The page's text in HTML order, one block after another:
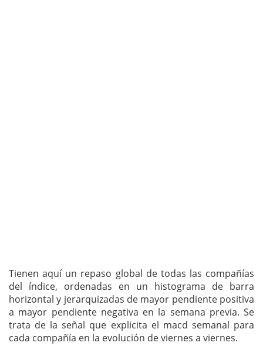
Tienen aquí un repaso global de todas las compañías
del índice, ordenadas en un histograma de barra
horizontal y jerarquizadas de mayor pendiente positiva
a mayor pendiente negativa en la semana previa. Se
trata de la señal que explicita el macd semanal para
cada compañía en la evolución de viernes a viernes.